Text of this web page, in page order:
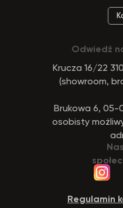
Regulamin
Odwiedź
Krucza 16/22
(showroom,
Brukowa 6, 05-
osobisty